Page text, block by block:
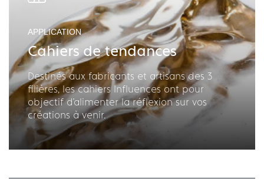
APPLICATION
Cahiers de tendances
Destinés aux fabricants et artisans des 3
filières, les cahiers Influences ont pour
objectif d'alimenter la réflexion sur vos
créations à venir.